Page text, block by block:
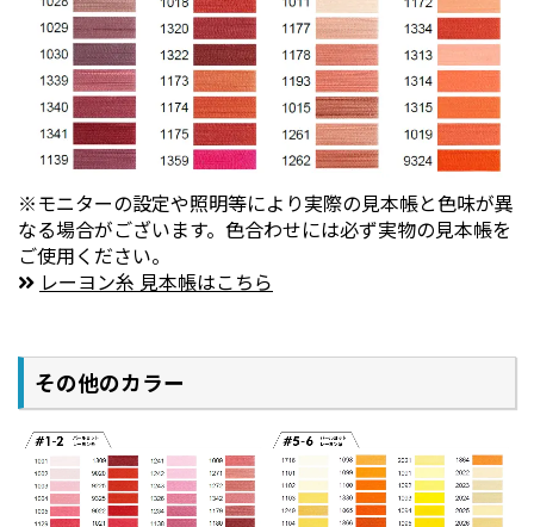
※モニターの設定や照明等により実際の見本帳と色味が異
なる場合がございます。色合わせには必ず実物の見本帳を
ご使用ください。
レーヨン糸 見本帳はこちら
その他のカラー